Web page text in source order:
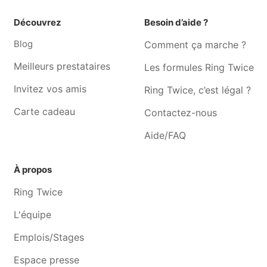
etienne
Découvrez
Blog
Meilleurs prestataires
Invitez vos amis
Carte cadeau
Besoin d’aide ?
Comment ça marche ?
Les formules Ring Twice
Ring Twice, c’est légal ?
Contactez-nous
Aide/FAQ
À propos
Ring Twice
L'équipe
Emplois/Stages
Espace presse